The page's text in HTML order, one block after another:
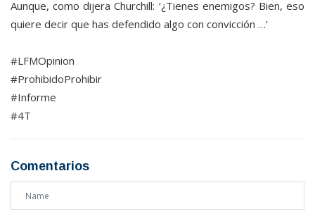
Aunque, como dijera Churchill: ‘¿Tienes enemigos? Bien, eso
quiere decir que has defendido algo con convicción …’
#LFMOpinion
#ProhibidoProhibir
#Informe
#4T
Comentarios